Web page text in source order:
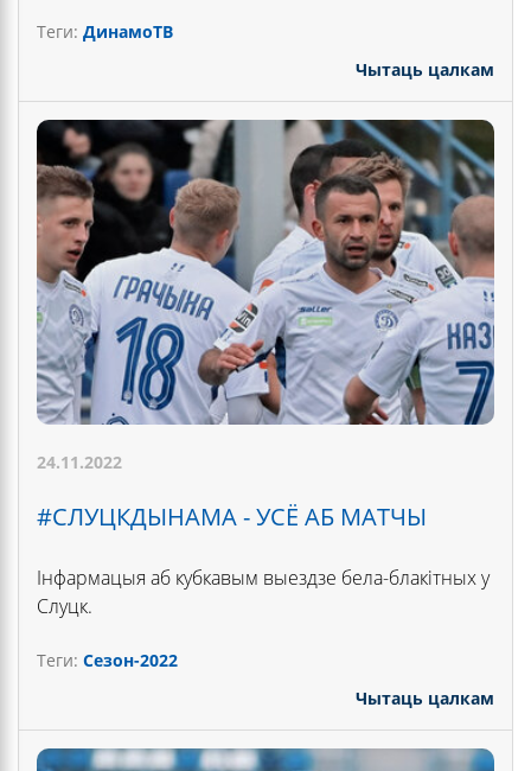
Теги: ДинамоТВ
Чытаць цалкам
24.11.2022
#CЛУЦКДЫНАМА - УСЁ АБ МАТЧЫ
Інфармацыя аб кубкавым выездзе бела-блакітных у
Слуцк.
Теги: Сезон-2022
Чытаць цалкам